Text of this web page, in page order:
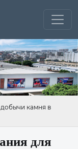
камня в
для